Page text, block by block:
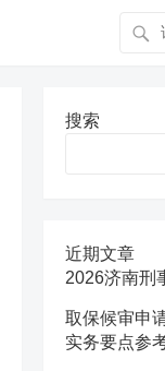
搜索
近期文章
2026济南刑
取保候审申
实务要点参